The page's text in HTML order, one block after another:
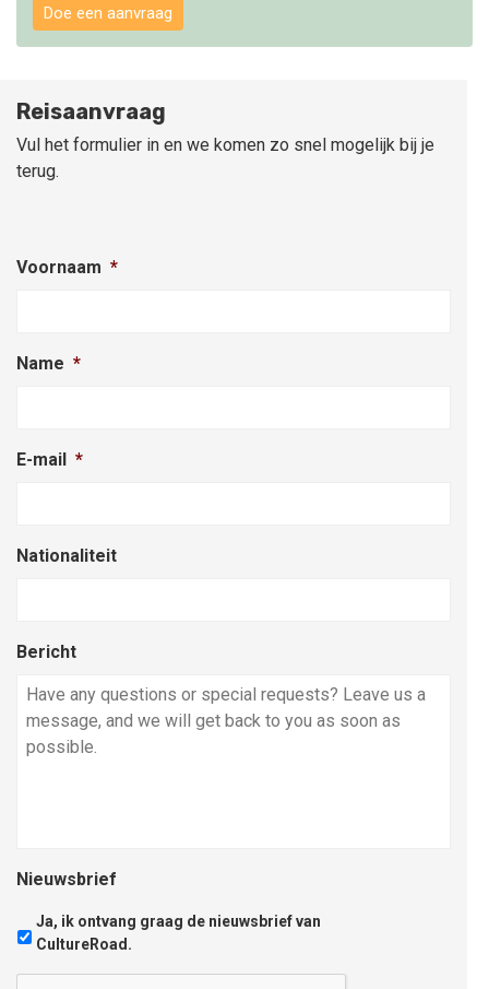
Doe een aanvraag
Reisaanvraag
Vul het formulier in en we komen zo snel mogelijk bij je
terug.
Voornaam *
Name *
E-mail *
Nationaliteit
Bericht
Nieuwsbrief
Ja, ik ontvang graag de nieuwsbrief van
CultureRoad.